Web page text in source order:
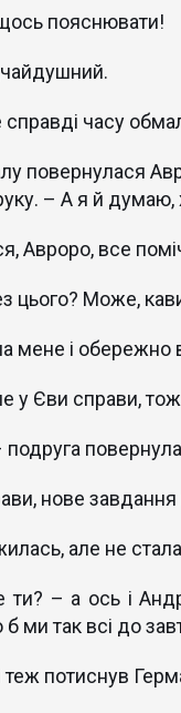
пояснювати!
часу
повернулася
– А я й думаю,
Авроро, все
цього? Може,
мене і обережно
у Єви справи,
нове
але не
– а ось і
б ми так всі до
теж потиснув